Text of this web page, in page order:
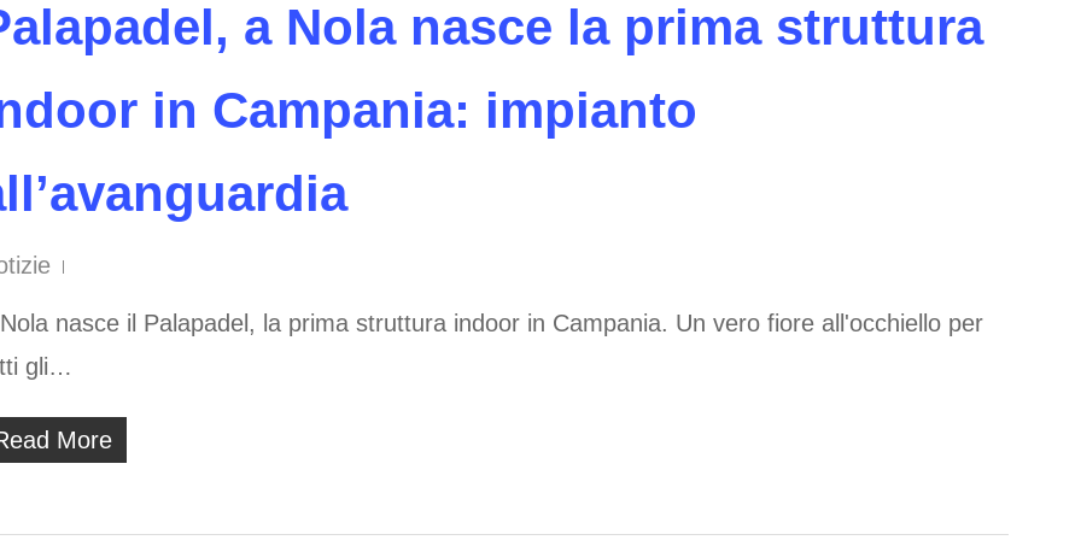
a Nola nasce la prima struttura
in Campania: impianto
nasce il Palapadel, la prima struttura indoor in Campania. Un vero fiore all'occhiello per
gli…
More